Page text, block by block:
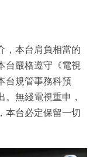
，本台肩負相當的
台嚴格遵守《電視
台規管事務科預
無綫電視重申，
本台必定保留一切